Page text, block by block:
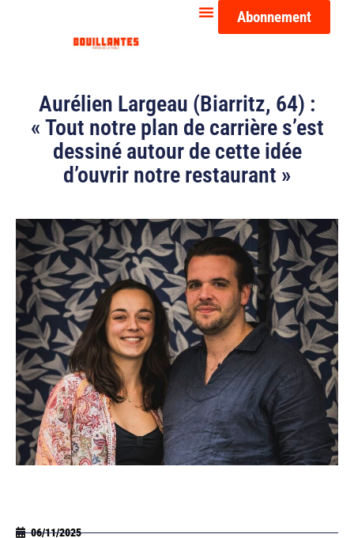
Abonnement
Aurélien Largeau (Biarritz, 64) :
« Tout notre plan de carrière s’est
dessiné autour de cette idée
d’ouvrir notre restaurant »
06/11/2025